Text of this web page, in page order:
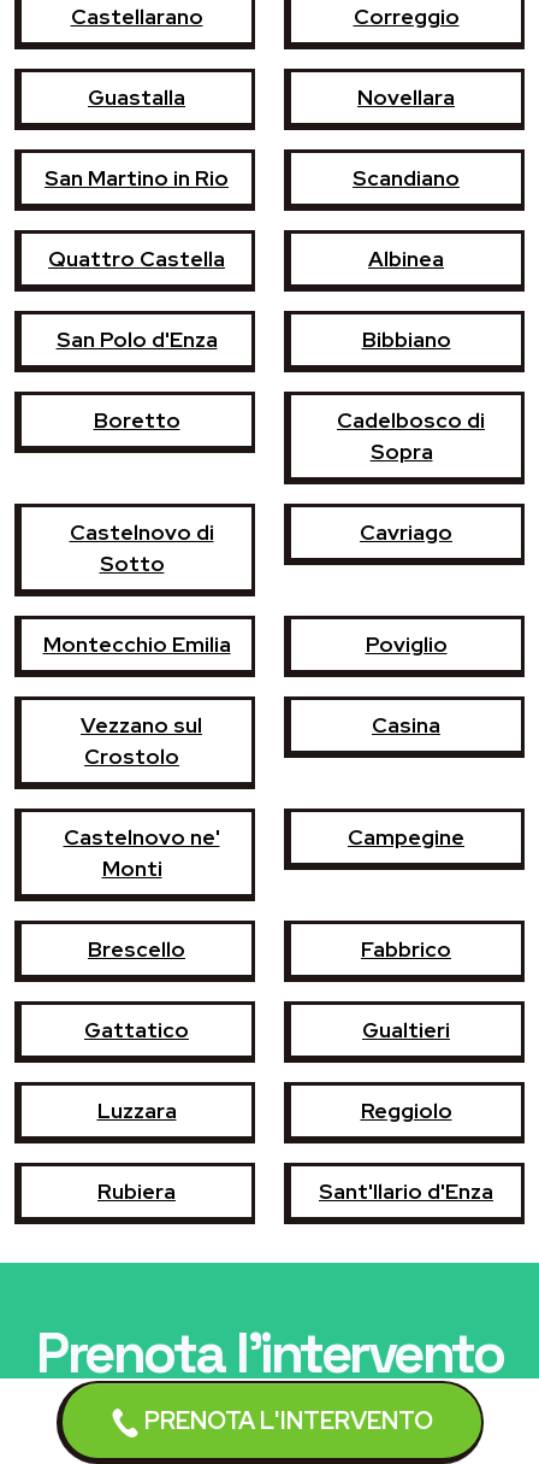
PRENOTA L'INTERVENTO
Castellarano Correggio
Guastalla Novellara
San Martino in Rio Scandiano
Quattro Castella Albinea
San Polo d'Enza Bibbiano
Boretto
Cadelbosco di
Sopra
Castelnovo di
Sotto
Cavriago
Montecchio Emilia Poviglio
Vezzano sul
Crostolo
Casina
Castelnovo ne'
Monti
Campegine
Brescello Fabbrico
Gattatico Gualtieri
Luzzara Reggiolo
Rubiera Sant'Ilario d'Enza
Prenota l'intervento
Un tecnico qualificato interverràentro 24/48 ore